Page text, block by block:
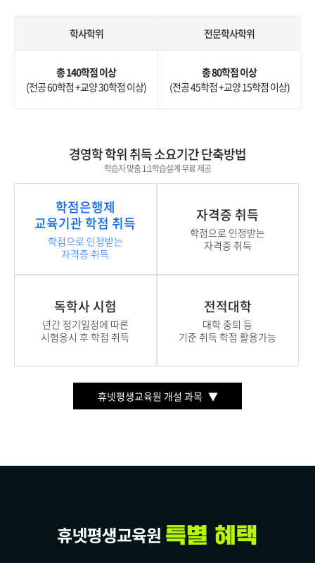
학사학위 전문학사학위
총 140학점 이상
(전공 60학점 +교양 30학점 이상)
총 80학점 이상
(전공 45학점 +교양 15학점 이상)
경영학 학위 취득 소요기간 단축방법
학습자 맞춤 1:1학습설계 무료 제공
학점은행제
교육기관 학점 취득
학점으로 인정받는
자격증 취득
자격증 취득
학점으로 인정받는
자격증 취득
독학사 시험
년간 정기일정에 따른
시험응시 후 학점 취득
전적대학
대학 중퇴 등
기준 취득 학점 활용가능
휴넷평생교육원 개설 과목